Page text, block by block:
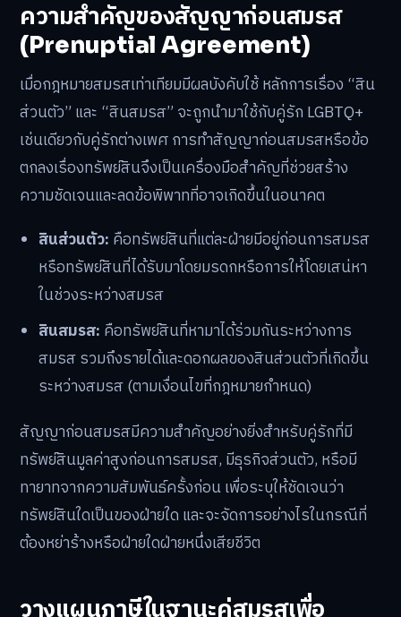
ความสำคัญของสัญญาก่อนสมรส
(Prenuptial Agreement)
เมื่อกฎหมายสมรสเท่าเทียมมีผลบังคับใช้ หลักการเรื่อง “สิน
ส่วนตัว” และ “สินสมรส” จะถูกนำมาใช้กับคู่รัก LGBTQ+
เช่นเดียวกับคู่รักต่างเพศ การทำสัญญาก่อนสมรสหรือข้อ
ตกลงเรื่องทรัพย์สินจึงเป็นเครื่องมือสำคัญที่ช่วยสร้าง
ความชัดเจนและลดข้อพิพาทที่อาจเกิดขึ้นในอนาคต
สินส่วนตัว: คือทรัพย์สินที่แต่ละฝ่ายมีอยู่ก่อนการสมรส
หรือทรัพย์สินที่ได้รับมาโดยมรดกหรือการให้โดยเสน่หา
ในช่วงระหว่างสมรส
สินสมรส: คือทรัพย์สินที่หามาได้ร่วมกันระหว่างการ
สมรส รวมถึงรายได้และดอกผลของสินส่วนตัวที่เกิดขึ้น
ระหว่างสมรส (ตามเงื่อนไขที่กฎหมายกำหนด)
สัญญาก่อนสมรสมีความสำคัญอย่างยิ่งสำหรับคู่รักที่มี
ทรัพย์สินมูลค่าสูงก่อนการสมรส, มีธุรกิจส่วนตัว, หรือมี
ทายาทจากความสัมพันธ์ครั้งก่อน เพื่อระบุให้ชัดเจนว่า
ทรัพย์สินใดเป็นของฝ่ายใด และจะจัดการอย่างไรในกรณีที่
ต้องหย่าร้างหรือฝ่ายใดฝ่ายหนึ่งเสียชีวิต
วางแผนภาษีในฐานะคู่สมรสเพื่อ